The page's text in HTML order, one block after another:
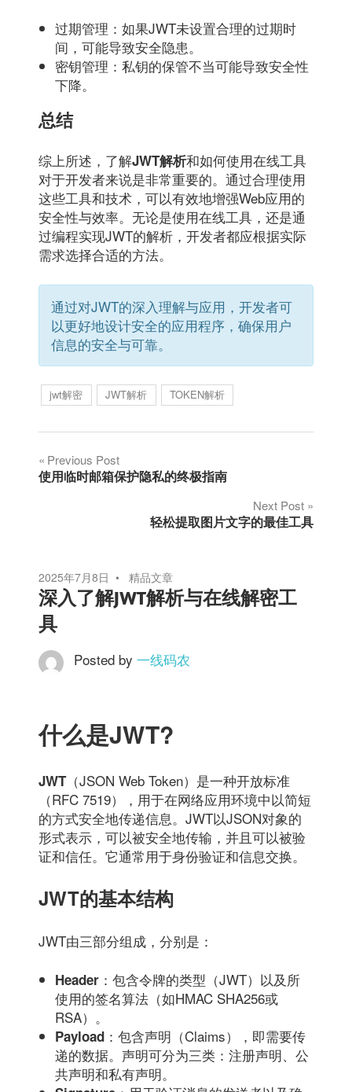
过期管理：如果JWT未设置合理的过期时
间，可能导致安全隐患。
密钥管理：私钥的保管不当可能导致安全性
下降。
总结
综上所述，了解JWT解析和如何使用在线工具
对于开发者来说是非常重要的。通过合理使用
这些工具和技术，可以有效地增强Web应用的
安全性与效率。无论是使用在线工具，还是通
过编程实现JWT的解析，开发者都应根据实际
需求选择合适的方法。
通过对JWT的深入理解与应用，开发者可
以更好地设计安全的应用程序，确保用户
信息的安全与可靠。
jwt解密 JWT解析 TOKEN解析
文
航
Previous Post
使用临时邮箱保护隐私的终极指南
Next Post
轻松提取图片文字的最佳工具
2025年7月8日 精品文章
深入了解JWT解析与在线解密工
具
Posted by 一线码农
什么是JWT?
JWT（JSON Web Token）是一种开放标准
（RFC 7519），用于在网络应用环境中以简短
的方式安全地传递信息。JWT以JSON对象的
形式表示，可以被安全地传输，并且可以被验
证和信任。它通常用于身份验证和信息交换。
JWT的基本结构
JWT由三部分组成，分别是：
Header ：包含令牌的类型（JWT）以及所
使用的签名算法（如HMAC SHA256或
RSA）。
Payload ：包含声明（Claims），即需要传
递的数据。声明可分为三类：注册声明、公
共声明和私有声明。